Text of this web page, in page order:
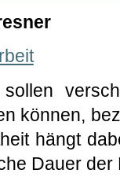
sollen
können,
hängt
Dauer